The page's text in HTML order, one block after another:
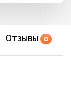
Отзывы 0